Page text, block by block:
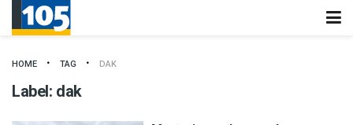
HOME TAG DAK
Label: dak